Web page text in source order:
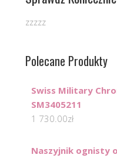
zzzzz
Polecane Produkty
Swiss Military
SM3405211
1 730.00zł
Naszyjnik ognisty